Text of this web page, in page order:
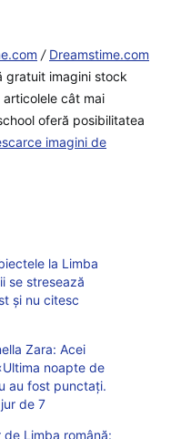
/ Dreamstime.com
gratuit imagini stock
cât mai
oferă posibilitatea
imagini de
la Limba
se stresează
și nu citesc
Zara: Acei
noapte de
au fost punctați.
de 7
Limba română: